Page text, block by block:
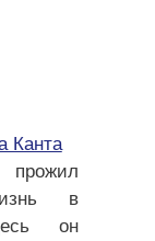
Канта
в
он